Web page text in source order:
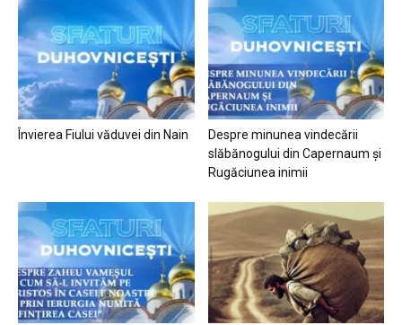
Învierea Fiului văduvei din Nain
Despre minunea vindecării
slăbănogului din Capernaum și
Rugăciunea inimii